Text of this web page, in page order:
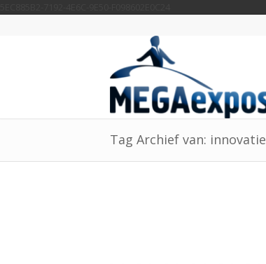
Tag Archief van: innovatie